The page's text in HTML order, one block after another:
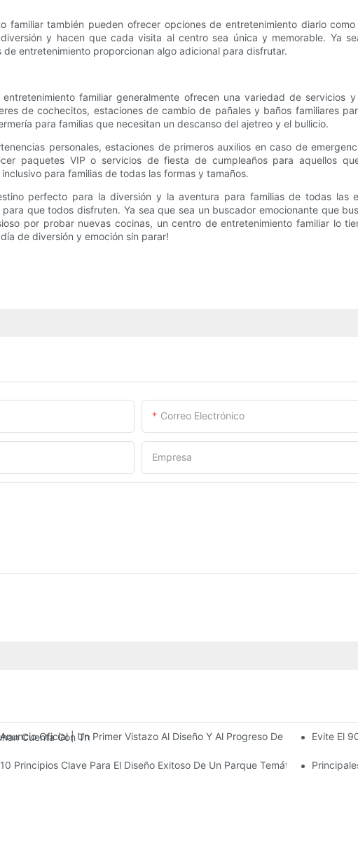
familiar también pueden ofrecer opciones de entretenimiento diario
y hacen que cada visita al centro sea única y memorable. Ya
entretenimiento proporcionan algo adicional para disfrutar.
familiar generalmente ofrecen una variedad de servicios
de cochecitos, estaciones de cambio de pañales y baños familiares
para familias que necesitan un descanso del ajetreo y el bullicio.
personales, estaciones de primeros auxilios en caso de
paquetes VIP o servicios de fiesta de cumpleaños para aquellos
para familias de todas las formas y tamaños.
perfecto para la diversión y la aventura para familias de todas las
que todos disfruten. Ya sea que sea un buscador emocionante que
por probar nuevas cocinas, un centro de entretenimiento familiar lo
de diversión y emoción sin parar!
Correo Electrónico
Empresa
Cuenta Con Tres Plantas De Instalaciones De Entretenimiento Con Más
Anuncio Oficial | Un Primer Vistazo Al Diseño Y Al Progreso De La Evite El
10 Principios Clave Para El Diseño Exitoso De Un Parque Temático